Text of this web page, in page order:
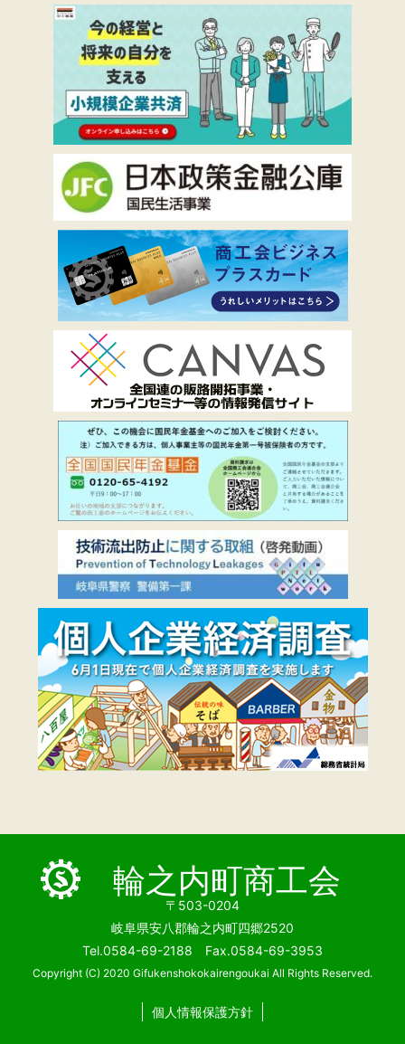
輪之内町商工会
〒503-0204
岐阜県安八郡輪之内町四郷2520
Tel.0584-69-2188 Fax.0584-69-3953
Copyright (C) 2020 Gifukenshokokairengoukai All Rights Reserved.
個人情報保護方針